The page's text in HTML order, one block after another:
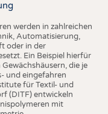
werden in zahlreichen
Automatisierung,
oder in der
Ein Beispiel hierfür
die je
und eingefahren
für Textil- und
(DITF) entwickeln
mit